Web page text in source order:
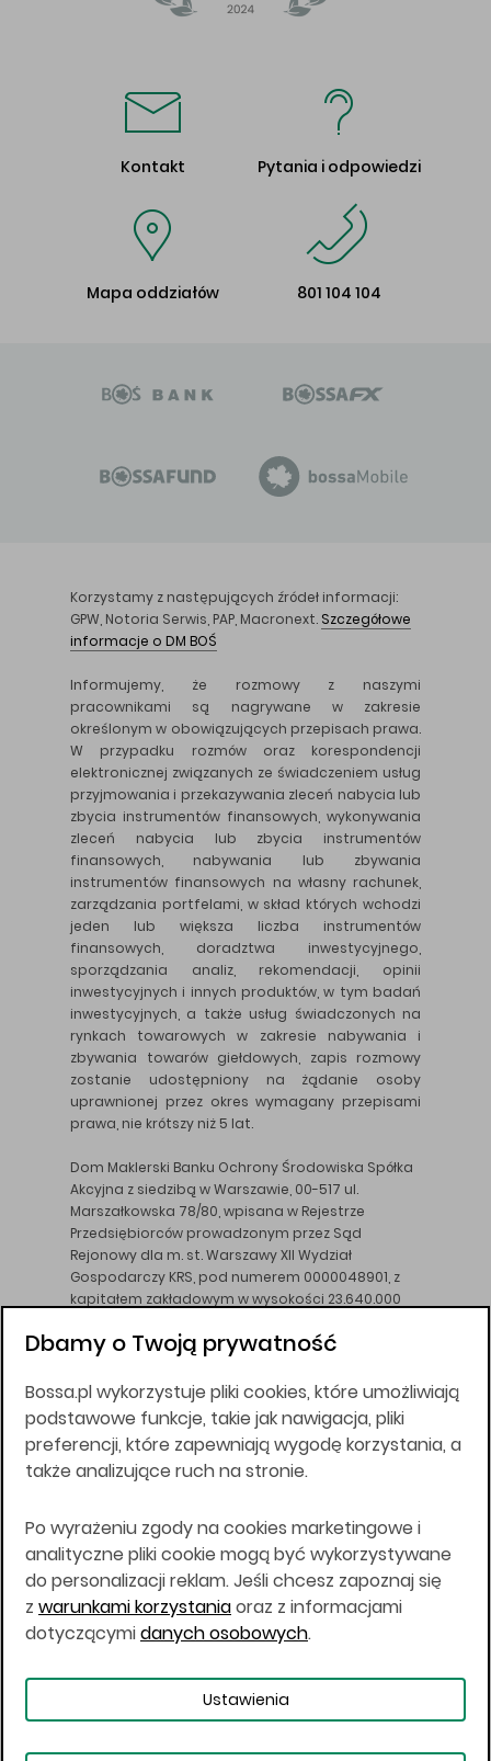
Kontakt Pytania i odpowiedzi
Mapa oddziałów 801 104 104
Korzystamy z następujących źródeł informacji:
GPW, Notoria Serwis, PAP, Macronext. Szczegółowe
informacje o DM BOŚ
Informujemy, że rozmowy z naszymi
pracownikami są nagrywane w zakresie
określonym w obowiązujących przepisach prawa.
W przypadku rozmów oraz korespondencji
elektronicznej związanych ze świadczeniem usług
przyjmowania i przekazywania zleceń nabycia lub
zbycia instrumentów finansowych, wykonywania
zleceń nabycia lub zbycia instrumentów
finansowych, nabywania lub zbywania
instrumentów finansowych na własny rachunek,
zarządzania portfelami, w skład których wchodzi
jeden lub większa liczba instrumentów
finansowych, doradztwa inwestycyjnego,
sporządzania analiz, rekomendacji, opinii
inwestycyjnych i innych produktów, w tym badań
inwestycyjnych, a także usług świadczonych na
rynkach towarowych w zakresie nabywania i
zbywania towarów giełdowych, zapis rozmowy
zostanie udostępniony na żądanie osoby
uprawnionej przez okres wymagany przepisami
prawa, nie krótszy niż 5 lat.
Dom Maklerski Banku Ochrony Środowiska Spółka
Akcyjna z siedzibą w Warszawie, 00-517 ul.
Marszałkowska 78/80, wpisana w Rejestrze
Przedsiębiorców prowadzonym przez Sąd
Rejonowy dla m. st. Warszawy XII Wydział
Gospodarczy KRS, pod numerem 0000048901, z
kapitałem zakładowym w wysokości 23.640.000
DM BOŚ działa na podstawie zezwolenia KNF z dnia
Wszelkie informacje na niniejszej stronie w tym
informacje o produktach inwestycyjnych nie są
kierowane do osób mających miejsce
zamieszkania lub pobytu w Stanach
Japonii, ani w dowolnej innej jurysdykcji, w której
taki materiał byłby sprzeczny z prawem lub w
których zgodne z prawem nabycie produktów
inwestycyjnych nie jest możliwe lub w której nie
jest możliwe złożenie oferty. Prawa obowiązujące
w danej jurysdykcji określają, czy jest możliwe
nabycie poszczególnych produktów
Copyright © 2026 BOŚ | BOSSA.PL
Dbamy o Twoją prywatność
Bossa.pl wykorzystuje pliki cookies, które umożliwiają
podstawowe funkcje, takie jak nawigacja, pliki
preferencji, które zapewniają wygodę korzystania, a
także analizujące ruch na stronie.
Po wyrażeniu zgody na cookies marketingowe i
analityczne pliki cookie mogą być wykorzystywane
do personalizacji reklam. Jeśli chcesz zapoznaj się
z warunkami korzystaniaoraz z informacjami
dotyczącymidanych osobowych.
Ustawienia